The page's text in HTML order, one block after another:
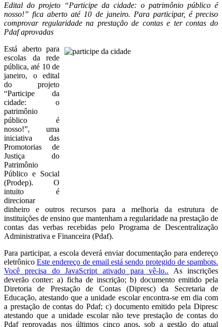
Edital do projeto “Participe da cidade: o patrimônio público é
nosso!” fica aberto até 10 de janeiro. Para participar, é preciso
comprovar regularidade na prestação de contas e ter contas do
Pdaf aprovadas
Está aberto para
escolas da rede
pública, até 10 de
janeiro, o edital
do projeto
“Participe da
cidade: o
patrimônio
público é
nosso!”, uma
iniciativa das
Promotorias de
Justiça do
Patrimônio
Público e Social
(Prodep). O
intuito é
direcionar
dinheiro e outros recursos para a melhoria da estrutura de
instituições de ensino que mantenham a regularidade na prestação de
contas das verbas recebidas pelo Programa de Descentralização
Administrativa e Financeira (Pdaf).
Para participar, a escola deverá enviar documentação para endereço
eletrônicoEste endereço de email está sendo protegido de spambots.
Você precisa do JavaScript ativado para vê-lo.. As inscrições
deverão conter: a) ficha de inscrição; b) documento emitido pela
Diretoria de Prestação de Contas (Dipresc) da Secretaria de
Educação, atestando que a unidade escolar encontra-se em dia com
a prestação de contas do Pdaf; c) documento emitido pela Dipresc
atestando que a unidade escolar não teve prestação de contas do
Pdaf reprovadas nos últimos cinco anos, sob a gestão do atual